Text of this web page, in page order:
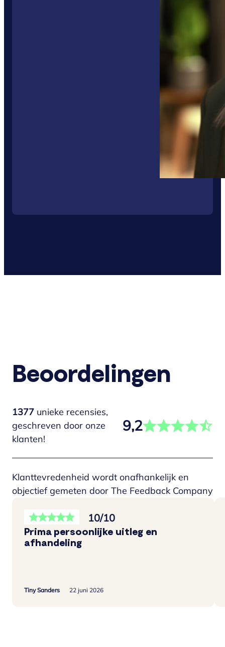
Beoordelingen
1377 unieke recensies,
geschreven door onze
klanten!
9,2
Klanttevredenheid wordt onafhankelijk en
objectief gemeten door The Feedback Company
10/10
Prima persoonlijke uitleg en
afhandeling
Tiny Sanders 22 juni 2026